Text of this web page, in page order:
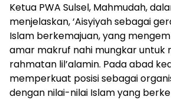
Ketua PWA Sulsel, Mahmudah,
menjelaskan, ‘Aisyiyah sebagai
Islam berkemajuan, yang
amar makruf nahi mungkar untuk
rahmatan lil’alamin. Pada abad
memperkuat posisi sebagai
dengan nilai-nilai Islam yang